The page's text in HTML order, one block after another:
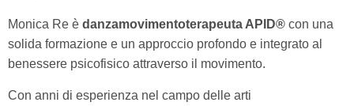
Monica Re è danzamovimentoterapeuta APID®️ con una
solida formazione e un approccio profondo e integrato al
benessere psicofisico attraverso il movimento.
Con anni di esperienza nel campo delle arti